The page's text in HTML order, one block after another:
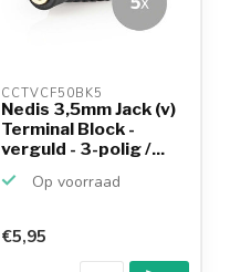
CCTVCF50BK5
Nedis 3,5mm Jack (v)
Terminal Block -
verguld - 3-polig /...
Op voorraad
€5,95